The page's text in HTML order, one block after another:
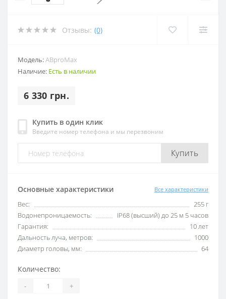
Отзывы: (0)
Модель:ABproMax
Наличие: Есть в наличии
6 330 грн.
Купить в один клик
Введите номер телефона и мы перезвоним
Купить
Основные характеристики Все характеристики
Вес:
255 г
Водонепроницаемость:
IP68 (высший) до 25 м 5 часов
Гарантия:
10 лет
Дальность луча, метров:
1000
Диаметр головы, мм:
64
Количество:
- +